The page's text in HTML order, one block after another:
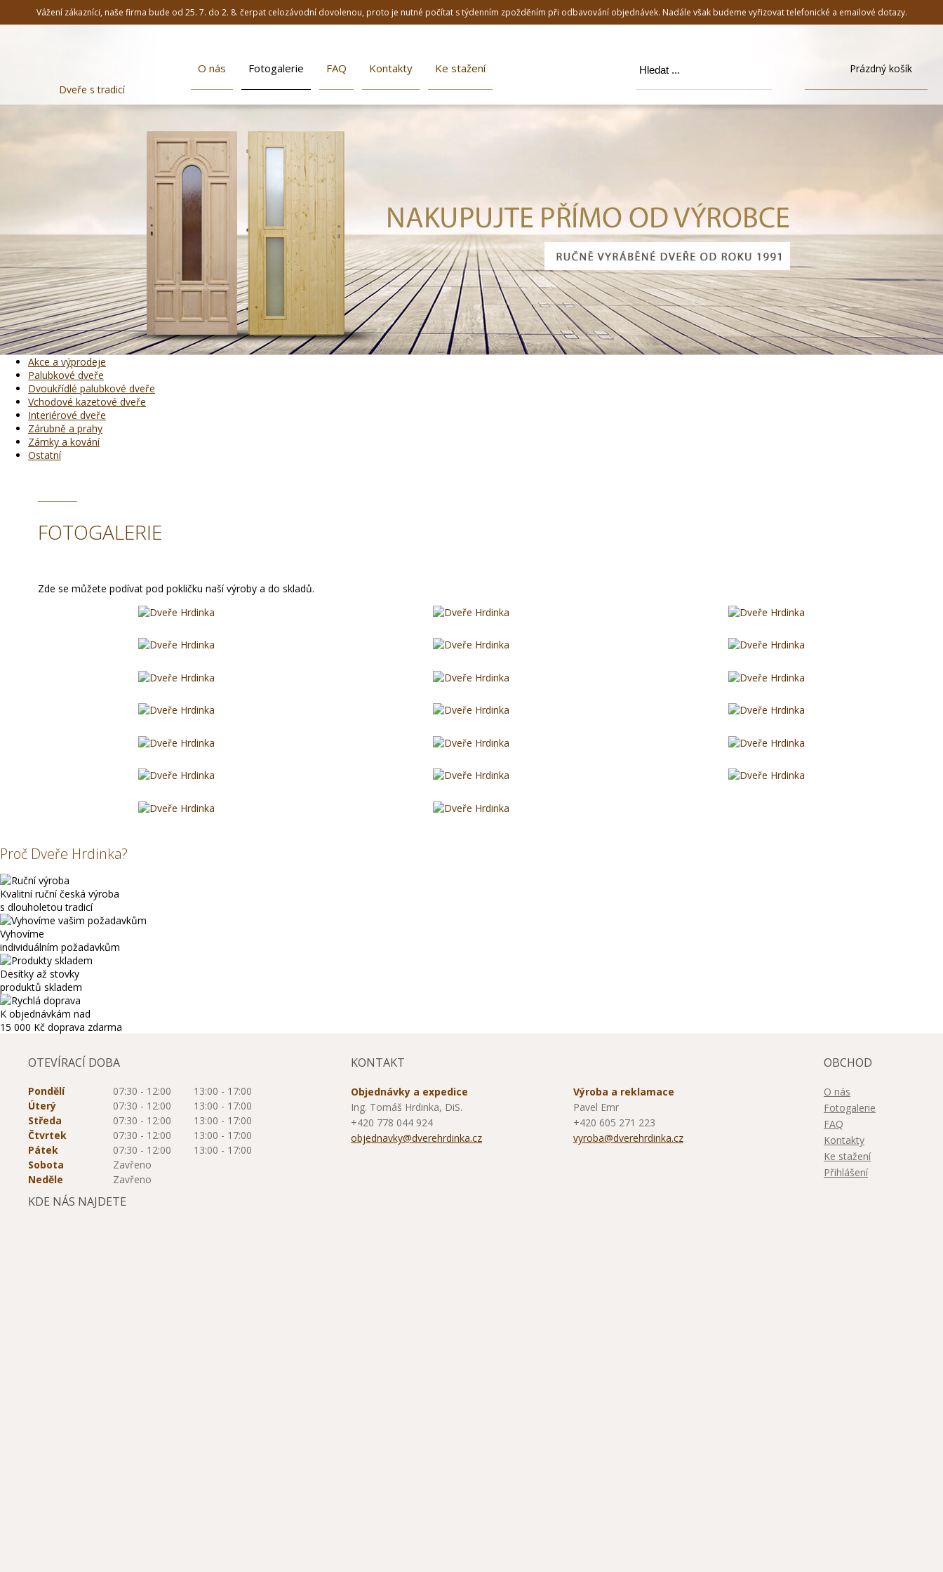
Vážení zákazníci, naše firma bude od 25. 7. do 2. 8. čerpat celozávodní dovolenou, proto je nutné počítat s týdenním zpožděním při odbavování objednávek. Nadále však budeme vyřizovat telefonické a emailové dotazy.
Dveře s tradicí
O nás Fotogalerie FAQ Kontakty Ke stažení Prázdný košík
Akce a výprodeje
Palubkové dveře
Dvoukřídlé palubkové dveře
Vchodové kazetové dveře
Interiérové dveře
Zárubně a prahy
Zámky a kování
Ostatní
FOTOGALERIE
Zde se můžete podívat pod pokličku naší výroby a do skladů.
Proč Dveře Hrdinka?
Kvalitní ruční česká výroba
s dlouholetou tradicí
Vyhovíme
individuálním požadavkům
Desítky až stovky
produktů skladem
K objednávkám nad
15 000 Kč doprava zdarma
OTEVÍRACÍ DOBA
Pondělí 07:30 - 12:00
13:00 - 17:00
Úterý
07:30 - 12:00
13:00 - 17:00
Středa
07:30 - 12:00
13:00 - 17:00
Čtvrtek
07:30 - 12:00
13:00 - 17:00
Pátek
07:30 - 12:00
13:00 - 17:00
Sobota
Zavřeno
Neděle
Zavřeno
KONTAKT
Objednávky a expedice
Ing. Tomáš Hrdinka, DiS.
+420 778 044 924
objednavky@dverehrdinka.cz
Výroba a reklamace
Pavel Emr
+420 605 271 223
vyroba@dverehrdinka.cz
OBCHOD
O nás
Fotogalerie
FAQ
Kontakty
Ke stažení
Přihlášení
KDE NÁS NAJDETE